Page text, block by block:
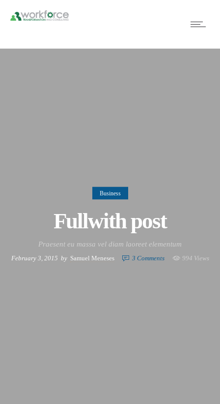
Business
Fullwith post
Praesent eu massa vel diam laoreet elementum
February 3, 2015 by Samuel Meneses 3 Comments 994 Views